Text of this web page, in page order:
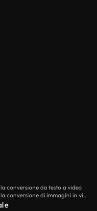
conversione da testo a video
Flussi di lavoro di intelligenza artificiale per la conversione di immagini in video